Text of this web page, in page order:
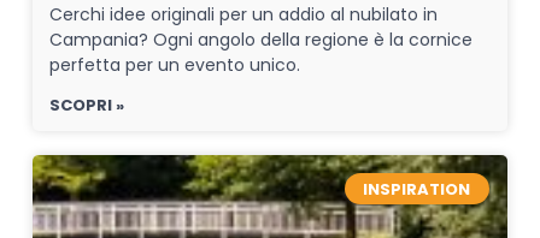
Cerchi idee originali per un addio al nubilato in
Campania? Ogni angolo della regione è la cornice
perfetta per un evento unico.
SCOPRI »
INSPIRATION